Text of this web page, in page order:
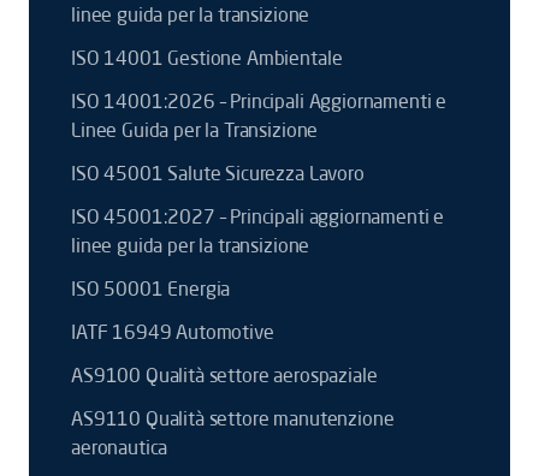
linee guida per la transizione
ISO 14001 Gestione Ambientale
ISO 14001:2026 – Principali Aggiornamenti e
Linee Guida per la Transizione
ISO 45001 Salute Sicurezza Lavoro
ISO 45001:2027 – Principali aggiornamenti e
linee guida per la transizione
ISO 50001 Energia
IATF 16949 Automotive
AS9100 Qualità settore aerospaziale
AS9110 Qualità settore manutenzione
aeronautica